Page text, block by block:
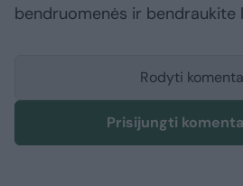
bendruomenės ir bendraukite
Rodyti
Prisijungti